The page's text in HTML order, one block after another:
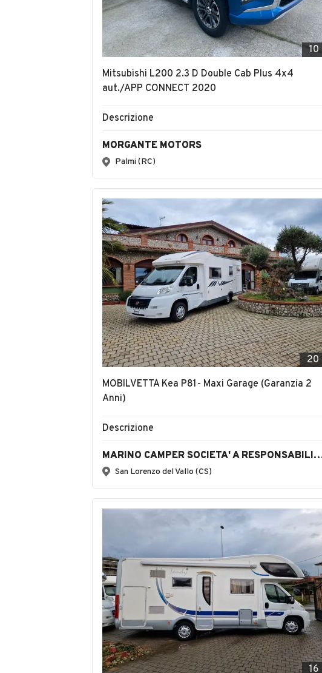
10
Mitsubishi L200 2.3 D Double Cab Plus 4x4
aut./APP CONNECT 2020
Descrizione
MORGANTE MOTORS
Palmi (RC)
20
MOBILVETTA Kea P81- Maxi Garage (Garanzia 2
Anni)
Descrizione
MARINO CAMPER SOCIETA' A
San Lorenzo del Vallo (CS)
16